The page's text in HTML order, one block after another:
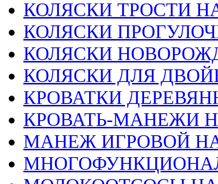
КОЛЯСКИ ТРОСТИ
КОЛЯСКИ
КОЛЯСКИ
КОЛЯСКИ ДЛЯ
КРОВАТКИ
КРОВАТЬ-МАНЕЖИ
МАНЕЖ ИГРОВОЙ